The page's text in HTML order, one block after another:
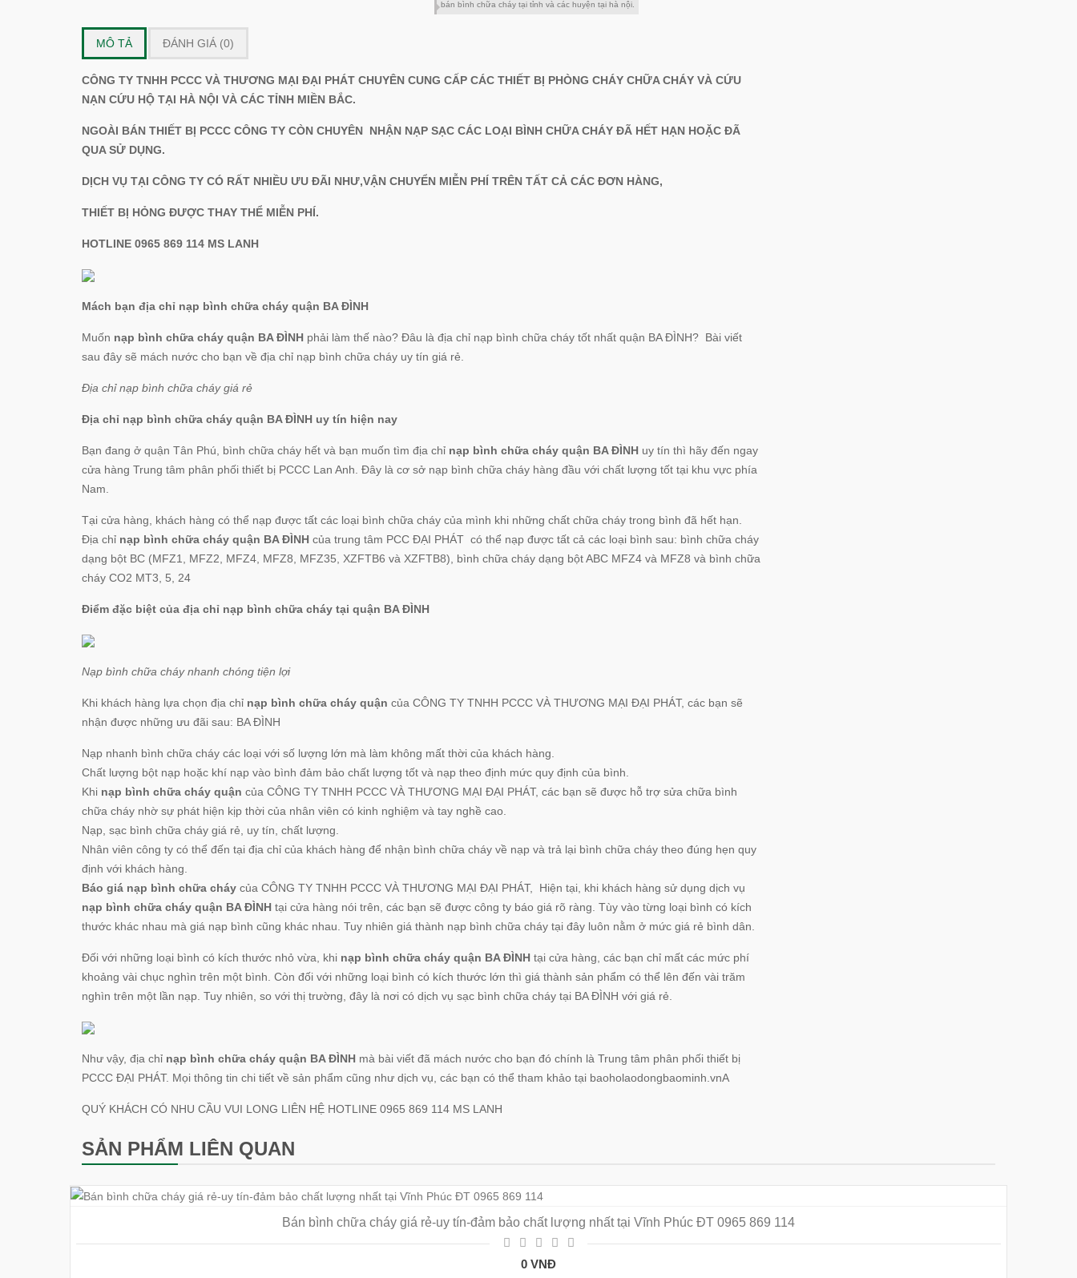
bán bình chữa cháy tại tỉnh và các huyện tại hà nội.
MÔ TẢ ĐÁNH GIÁ (0)
CÔNG TY TNHH PCCC VÀ THƯƠNG MẠI ĐẠI PHÁT CHUYÊN CUNG CẤP CÁC THIẾT BỊ PHÒNG CHÁY CHỮA CHÁY VÀ CỨU
NẠN CỨU HỘ TẠI HÀ NỘI VÀ CÁC TỈNH MIỀN BẮC.
NGOÀI BÁN THIẾT BỊ PCCC CÔNG TY CÒN CHUYÊN NHẬN NẠP SẠC CÁC LOẠI BÌNH CHỮA CHÁY ĐÃ HẾT HẠN HOẶC ĐÃ
QUA SỬ DỤNG.
DỊCH VỤ TẠI CÔNG TY CÓ RẤT NHIỀU ƯU ĐÃI NHƯ,VẬN CHUYỂN MIỄN PHÍ TRÊN TẤT CẢ CÁC ĐƠN HÀNG,
THIẾT BỊ HỎNG ĐƯỢC THAY THỂ MIỄN PHÍ.
HOTLINE 0965 869 114 MS LANH
Mách bạn địa chỉ nạp bình chữa cháy quận BA ĐÌNH
Muốn nạp bình chữa cháy quận BA ĐÌNH phải làm thế nào? Đâu là địa chỉ nạp bình chữa cháy tốt nhất quận BA ĐÌNH? Bài viết
sau đây sẽ mách nước cho bạn về địa chỉ nạp bình chữa cháy uy tín giá rẻ.
Địa chỉ nạp bình chữa cháy giá rẻ
Địa chỉ nạp bình chữa cháy quận BA ĐÌNH uy tín hiện nay
Bạn đang ở quận Tân Phú, bình chữa cháy hết và bạn muốn tìm địa chỉ nạp bình chữa cháy quận BA ĐÌNH uy tín thì hãy đến ngay
cửa hàng Trung tâm phân phối thiết bị PCCC Lan Anh. Đây là cơ sở nạp bình chữa cháy hàng đầu với chất lượng tốt tại khu vực phía
Nam.
Tại cửa hàng, khách hàng có thể nạp được tất các loại bình chữa cháy của mình khi những chất chữa cháy trong bình đã hết hạn.
Địa chỉ nạp bình chữa cháy quận BA ĐÌNH của trung tâm PCC ĐẠI PHÁT có thể nạp được tất cả các loại bình sau: bình chữa cháy
dạng bột BC (MFZ1, MFZ2, MFZ4, MFZ8, MFZ35, XZFTB6 và XZFTB8), bình chữa cháy dạng bột ABC MFZ4 và MFZ8 và bình chữa
cháy CO2 MT3, 5, 24
Điểm đặc biệt của địa chỉ nạp bình chữa cháy tại quận BA ĐÌNH
Nạp bình chữa cháy nhanh chóng tiện lợi
Khi khách hàng lựa chọn địa chỉ nạp bình chữa cháy quận của CÔNG TY TNHH PCCC VÀ THƯƠNG MẠI ĐẠI PHÁT, các bạn sẽ
nhận được những ưu đãi sau: BA ĐÌNH
Nạp nhanh bình chữa cháy các loại với số lượng lớn mà làm không mất thời của khách hàng.
Chất lượng bột nạp hoặc khí nạp vào bình đảm bảo chất lượng tốt và nạp theo định mức quy định của bình.
Khi nạp bình chữa cháy quận của CÔNG TY TNHH PCCC VÀ THƯƠNG MẠI ĐẠI PHÁT, các bạn sẽ được hỗ trợ sửa chữa bình
chữa cháy nhờ sự phát hiện kịp thời của nhân viên có kinh nghiệm và tay nghề cao.
Nạp, sạc bình chữa cháy giá rẻ, uy tín, chất lượng.
Nhân viên công ty có thể đến tại địa chỉ của khách hàng để nhận bình chữa cháy về nạp và trả lại bình chữa cháy theo đúng hẹn quy
định với khách hàng.
Báo giá nạp bình chữa cháy của CÔNG TY TNHH PCCC VÀ THƯƠNG MẠI ĐẠI PHÁT,
Hiện tại, khi khách hàng sử dụng dịch vụ
nạp bình chữa cháy quận BA ĐÌNH tại cửa hàng nói trên, các bạn sẽ được công ty báo giá rõ ràng. Tùy vào từng loại bình có kích
thước khác nhau mà giá nạp bình cũng khác nhau. Tuy nhiên giá thành nạp bình chữa cháy tại đây luôn nằm ở mức giá rẻ bình dân.
Đối với những loại bình có kích thước nhỏ vừa, khi nạp bình chữa cháy quận BA ĐÌNH tại cửa hàng, các bạn chỉ mất các mức phí
khoảng vài chục nghìn trên một bình. Còn đối với những loại bình có kích thước lớn thì giá thành sản phẩm có thể lên đến vài trăm
nghìn trên một lần nạp. Tuy nhiên, so với thị trường, đây là nơi có dịch vụ sạc bình chữa cháy tại BA ĐÌNH với giá rẻ.
Như vậy, địa chỉ nạp bình chữa cháy quận BA ĐÌNH mà bài viết đã mách nước cho bạn đó chính là Trung tâm phân phối thiết bị
PCCC ĐẠI PHÁT. Mọi thông tin chi tiết về sản phẩm cũng như dịch vụ, các bạn có thể tham khảo tại baoholaodongbaominh.vnA
QUÝ KHÁCH CÓ NHU CẦU VUI LONG LIÊN HỆ HOTLINE 0965 869 114 MS LANH
SẢN PHẨM LIÊN QUAN
Bán bình chữa cháy giá rẻ-uy tín-đảm bảo chất lượng nhất tại Vĩnh Phúc ĐT 0965 869 114
0 VNĐ